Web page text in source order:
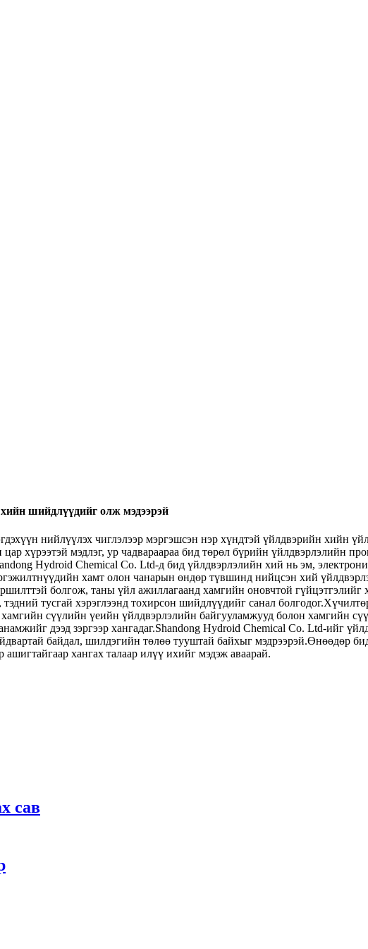
шийдлүүдийг олж мэдээрэй
нийлүүлэх чиглэлээр мэргэшсэн нэр хүндтэй үйлдвэрийн хийн
хүрээтэй мэдлэг, ур чадвараараа бид төрөл бүрийн үйлдвэрлэлийн
Hydroid Chemical Co. Ltd-д бид үйлдвэрлэлийн хий нь эм,
хамт олон чанарын өндөр түвшинд нийцсэн хий
болгож, таны үйл ажиллагаанд хамгийн оновчтой гүйцэтгэлийг
тусгай хэрэглээнд тохирсон шийдлүүдийг санал
сүүлийн үеийн үйлдвэрлэлийн байгууламжууд болон хамгийн
дээд зэргээр хангадаг.Shandong Hydroid Chemical Co. Ltd-ийг
байдал, шилдэгийн төлөө тууштай байхыг мэдрээрэй.Өнөөдөр
хангах талаар илүү ихийг мэдэж аваарай.
сав